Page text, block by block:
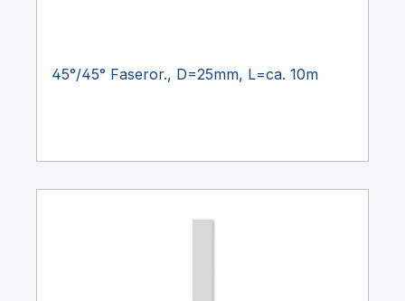
45°/45° Faseror., D=25mm, L=ca. 10m